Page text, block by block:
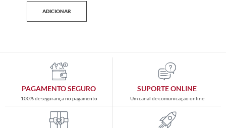
ADICIONAR
PAGAMENTO SEGURO
100% de segurança no pagamento
SUPORTE ONLINE
Um canal de comunicação online